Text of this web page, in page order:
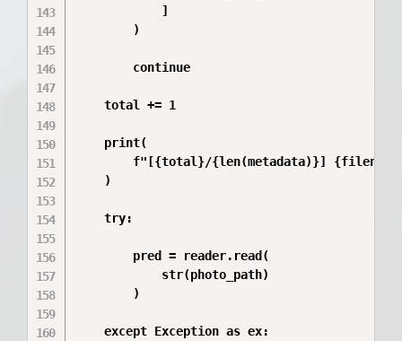
            ]
        )
        continue
    total += 1
    print(
f"[{total}/{len(metadata)}]
    )
    try:
        pred = reader.read(
            str(photo_path)
        )
    except Exception as ex: